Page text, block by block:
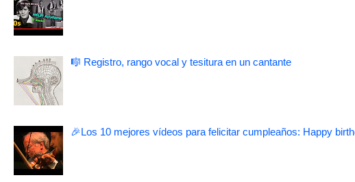
🎼 Registro, rango vocal y tesitura en un cantante
🎉Los 10 mejores vídeos para felicitar cumpleaños: Happy